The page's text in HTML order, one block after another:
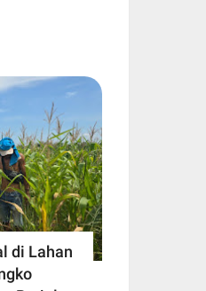
di Lahan